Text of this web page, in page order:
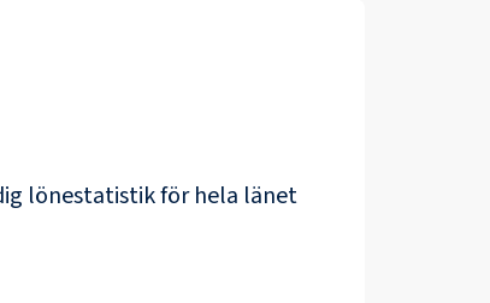
lönestatistik för hela länet